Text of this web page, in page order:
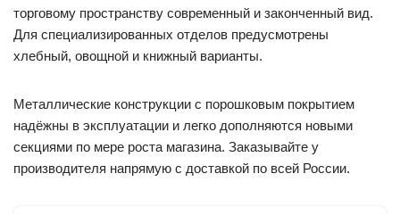
торговому пространству современный и законченный вид.
Для специализированных отделов предусмотрены
хлебный, овощной и книжный варианты.
Металлические конструкции с порошковым покрытием
надёжны в эксплуатации и легко дополняются новыми
секциями по мере роста магазина. Заказывайте у
производителя напрямую с доставкой по всей России.